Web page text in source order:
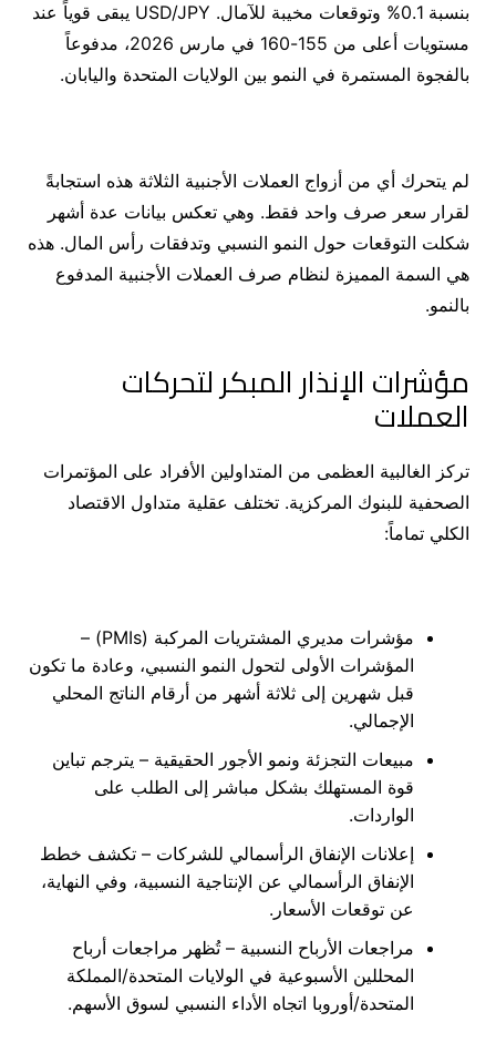
بنسبة 0.1% وتوقعات مخيبة للآمال. USD/JPY يبقى قوياً عند
مستويات أعلى من 155-160 في مارس 2026، مدفوعاً
بالفجوة المستمرة في النمو بين الولايات المتحدة واليابان.
لم يتحرك أي من أزواج العملات الأجنبية الثلاثة هذه استجابةً
لقرار سعر صرف واحد فقط. وهي تعكس بيانات عدة أشهر
شكلت التوقعات حول النمو النسبي وتدفقات رأس المال. هذه
هي السمة المميزة لنظام صرف العملات الأجنبية المدفوع
بالنمو.
مؤشرات الإنذار المبكر لتحركات
العملات
تركز الغالبية العظمى من المتداولين الأفراد على المؤتمرات
الصحفية للبنوك المركزية. تختلف عقلية متداول الاقتصاد
الكلي تماماً:
مؤشرات مديري المشتريات المركبة (PMIs) –
المؤشرات الأولى لتحول النمو النسبي، وعادة ما تكون
قبل شهرين إلى ثلاثة أشهر من أرقام الناتج المحلي
الإجمالي.
مبيعات التجزئة ونمو الأجور الحقيقية – يترجم تباين
قوة المستهلك بشكل مباشر إلى الطلب على
الواردات.
إعلانات الإنفاق الرأسمالي للشركات – تكشف خطط
الإنفاق الرأسمالي عن الإنتاجية النسبية، وفي النهاية،
عن توقعات الأسعار.
مراجعات الأرباح النسبية – تُظهر مراجعات أرباح
المحللين الأسبوعية في الولايات المتحدة/المملكة
المتحدة/أوروبا اتجاه الأداء النسبي لسوق الأسهم.